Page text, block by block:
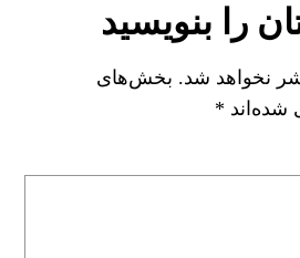
را بنویسید
نخواهد شد. بخش‌های
شده‌اند *